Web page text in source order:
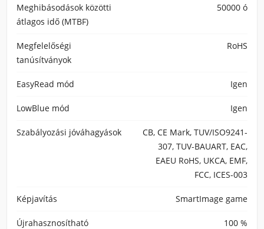
Meghibásodások közötti
átlagos idő (MTBF)
50000 ó
Megfelelőségi
tanúsítványok
RoHS
EasyRead mód Igen
LowBlue mód Igen
Szabályozási jóváhagyások
CB, CE Mark, TUV/ISO9241-
307, TUV-BAUART, EAC,
EAEU RoHS, UKCA, EMF,
FCC, ICES-003
Képjavítás SmartImage game
Újrahasznosítható
100 %